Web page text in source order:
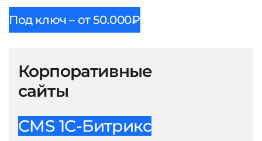
Под ключ – от 50.000₽
Корпоративные
сайты
CMS 1С-Битрикс